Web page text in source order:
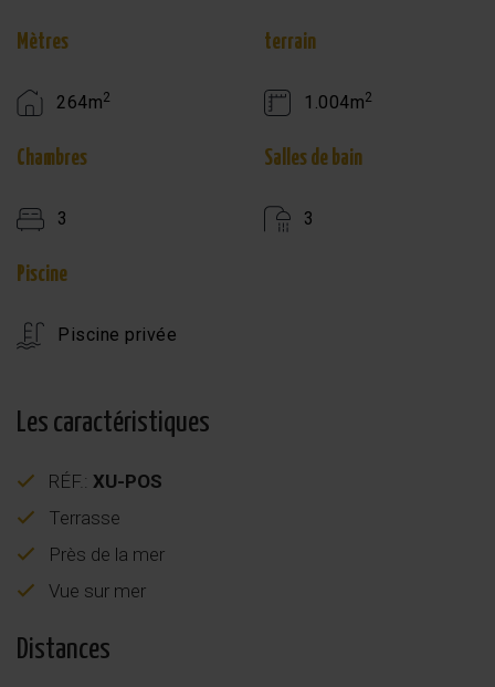
Mètres
264m2
terrain
1.004m2
Chambres
3
Salles de bain
3
Piscine
Piscine privée
Les caractéristiques
RÉF.: XU-POS
Terrasse
Près de la mer
Vue sur mer
Distances